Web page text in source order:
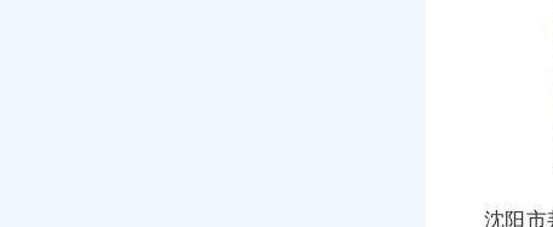
沈阳市